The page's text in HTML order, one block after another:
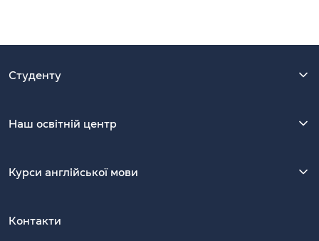
Студенту
Наш освітній центр
Курси англійської мови
Контакти